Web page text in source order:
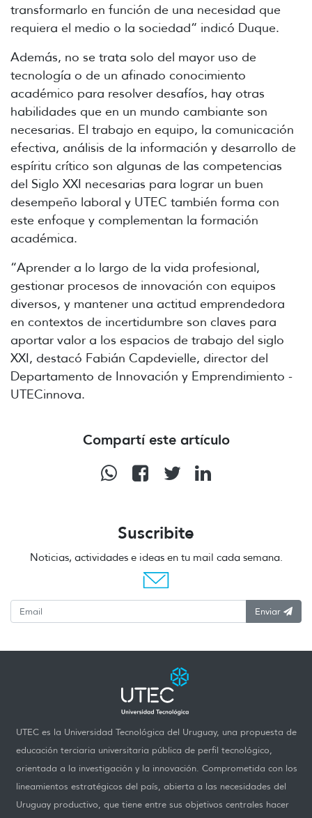
transformarlo en función de una necesidad que
requiera el medio o la sociedad“ indicó Duque.
Además, no se trata solo del mayor uso de
tecnología o de un afinado conocimiento
académico para resolver desafíos, hay otras
habilidades que en un mundo cambiante son
necesarias. El trabajo en equipo, la comunicación
efectiva, análisis de la información y desarrollo de
espíritu crítico son algunas de las competencias
del Siglo XXI necesarias para lograr un buen
desempeño laboral y UTEC también forma con
este enfoque y complementan la formación
académica.
“Aprender a lo largo de la vida profesional,
gestionar procesos de innovación con equipos
diversos, y mantener una actitud emprendedora
en contextos de incertidumbre son claves para
aportar valor a los espacios de trabajo del siglo
XXI, destacó Fabián Capdevielle, director del
Departamento de Innovación y Emprendimiento -
UTECinnova.
Compartí este artículo
Suscribite
Noticias, actividades e ideas en tu mail cada semana.
Enviar
UTEC es la Universidad Tecnológica del Uruguay, una propuesta de
educación terciaria universitaria pública de perfil tecnológico,
orientada a la investigación y la innovación. Comprometida con los
lineamientos estratégicos del país, abierta a las necesidades del
Uruguay productivo, que tiene entre sus objetivos centrales hacer